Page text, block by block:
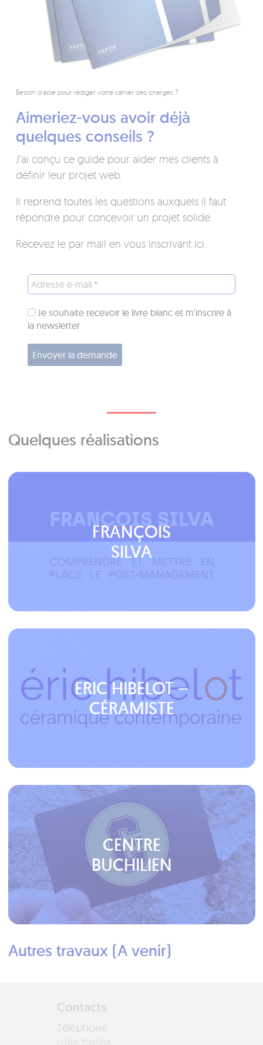
Besoin d’aide pour rédiger votre cahier des charges ?
Aimeriez-vous avoir déjà
quelques conseils ?
J’ai conçu ce guide pour aider mes clients à
définir leur projet web.
Il reprend toutes les questions auxquels il faut
répondre pour concevoir un projet solide.
Recevez le par mail en vous inscrivant ici.
Je souhaite recevoir le livre blanc et m'inscrire à
la newsletter
Quelques réalisations
FRANÇOIS
SILVA
ERIC HIBELOT –
CÉRAMISTE
CENTRE
BUCHILIEN
Autres travaux (A venir)
Contacts
Téléphone